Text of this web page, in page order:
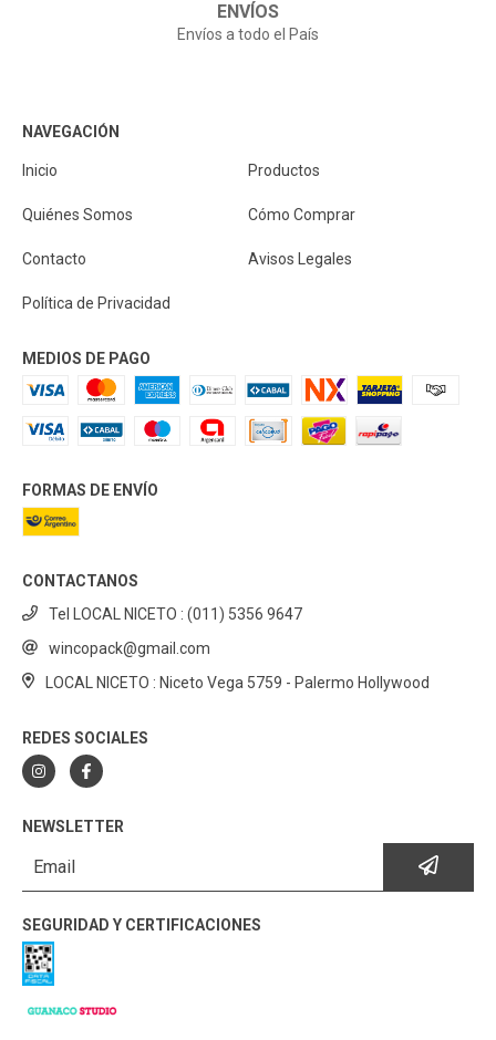
ENVÍOS
Envíos a todo el País
NAVEGACIÓN
Inicio Productos
Quiénes Somos Cómo Comprar
Contacto Avisos Legales
Política de Privacidad
MEDIOS DE PAGO
FORMAS DE ENVÍO
CONTACTANOS
Tel LOCAL NICETO : (011) 5356 9647
wincopack@gmail.com
LOCAL NICETO : Niceto Vega 5759 - Palermo Hollywood
REDES SOCIALES
NEWSLETTER
SEGURIDAD Y CERTIFICACIONES